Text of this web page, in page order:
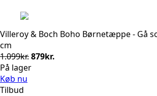
Villeroy & Boch Boho Børnetæppe - Gå
cm
1.099kr.Den
oprindelige
879kr.
På lager
Køb nu
Tilbud